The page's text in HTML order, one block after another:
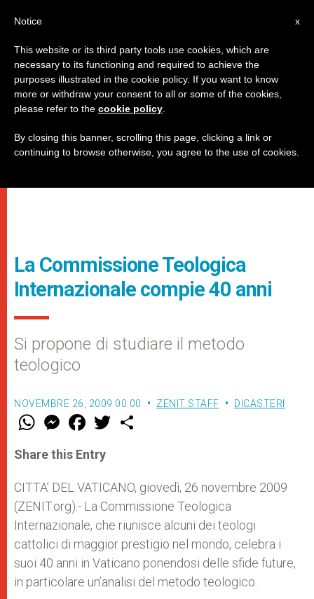
La Commissione Teologica
Internazionale compie 40 anni
Si propone di studiare il metodo
teologico
NOVEMBRE 26, 2009 00:00 ZENIT STAFF DICASTERI
W
t
s
p
p
M
e
s
e
g
e
r
F
a
e
b
o
k
w
r
Share this Entry
CITTA’ DEL VATICANO, giovedì, 26 novembre 2009
(ZENIT.org).- La Commissione Teologica
Internazionale, che riunisce alcuni dei teologi
cattolici di maggior prestigio nel mondo, celebra i
suoi 40 anni in Vaticano ponendosi delle sfide future,
in particolare un’analisi del metodo teologico.
x
Notice
This website or its third party tools use cookies, which are
necessary to its functioning and required to achieve the
purposes illustrated in the cookie policy. If you want to know
more or withdraw your consent to all or some of the cookies,
please refer to the cookie policy
By closing this banner, scrolling this page, clicking a link or
continuing to browse otherwise, you agree to the use of cookies.